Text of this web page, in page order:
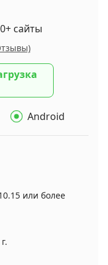
сайты
Android
или более